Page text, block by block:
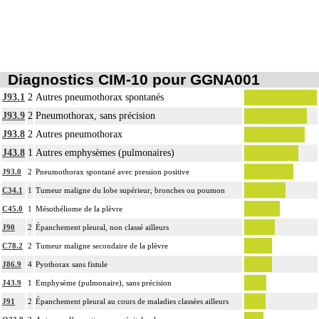
Diagnostics CIM-10 pour GGNA001
J93.1 2 Autres pneumothorax spontanés
J93.9 2 Pneumothorax, sans précision
J93.8 2 Autres pneumothorax
J43.8 1 Autres emphysèmes (pulmonaires)
J93.0 2 Pneumothorax spontané avec pression positive
C34.1 1 Tumeur maligne du lobe supérieur, bronches ou poumon
C45.0 1 Mésothéliome de la plèvre
J90 2 Épanchement pleural, non classé ailleurs
C78.2 2 Tumeur maligne secondaire de la plèvre
J86.9 4 Pyothorax sans fistule
J43.9 1 Emphysème (pulmonaire), sans précision
J91 2 Épanchement pleural au cours de maladies classées ailleurs